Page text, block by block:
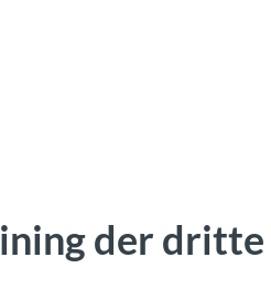
der dritte